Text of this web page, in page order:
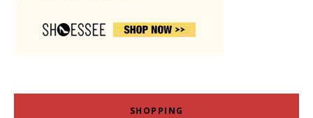
SHOPPING